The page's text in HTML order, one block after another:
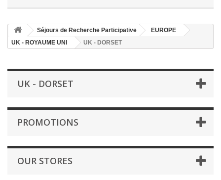
Séjours de Recherche Participative
EUROPE
UK - ROYAUME UNI
UK - DORSET
UK - DORSET
PROMOTIONS
OUR STORES